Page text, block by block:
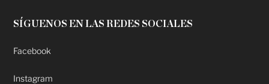
SÍGUENOS EN LAS REDES SOCIALES
Facebook
Instagram